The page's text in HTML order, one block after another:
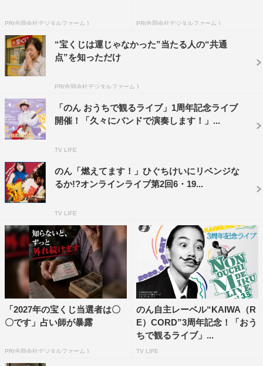
「のんおうちで観るライブ vol.3.5」より
本ライブでは、KTS鹿児島テレビの番組『ナマ・イキ
VOICE』のテーマソング 「ナマイキにスカート（作詞：
ノマアキコ 作曲：ユウ）」が初めて生ライブ演奏される
という点も見どころだ。
のんとひぐちけい、ユウのプレゼンバトルも実施。各自の
プレゼンから視聴者が誰を支持するかを、視聴しながらコ
画となっている。
PR(合同会社デジタルファーム ) PR(合同会社デジタルファーム )
“宝くじは運じゃなかった”当たる人の“共通
点”を知っただけ
PR(合同会社デジタルファーム )
「のん おうちで観るライブ」1周年記念ライブ
開催！「久々にバンドで演奏します！」...
TV LIFE
のん「燃えてます！」ひぐちけいにリベンジな
るか!?オンラインライブ第2回6・19...
TV LIFE
「2027年の宝くじ当選者は〇
〇です」占い師が暴露
PR(合同会社デジタルファーム )
のん自主レーベル“KAIWA（R
E）CORD”3周年記念！「おう
ちで観るライブ」...
TV LIFE